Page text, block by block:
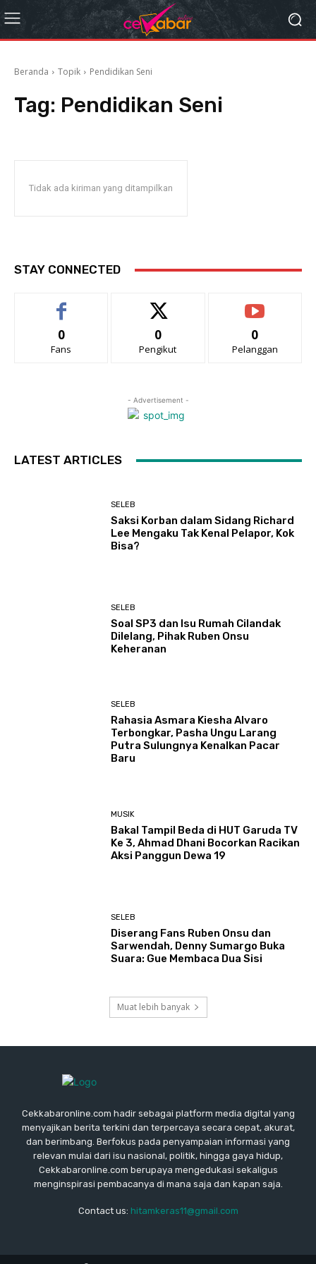
Beranda Topik Pendidikan Seni
Tag: Pendidikan Seni
Tidak ada kiriman yang ditampilkan
STAY CONNECTED
0
Fans
0
Pengikut
0
Pelanggan
- Advertisement -
LATEST ARTICLES
SELEB
Saksi Korban dalam Sidang Richard
Lee Mengaku Tak Kenal Pelapor, Kok
Bisa?
SELEB
Soal SP3 dan Isu Rumah Cilandak
Dilelang, Pihak Ruben Onsu
Keheranan
SELEB
Rahasia Asmara Kiesha Alvaro
Terbongkar, Pasha Ungu Larang
Putra Sulungnya Kenalkan Pacar
Baru
MUSIK
Bakal Tampil Beda di HUT Garuda TV
Ke 3, Ahmad Dhani Bocorkan Racikan
Aksi Panggun Dewa 19
SELEB
Diserang Fans Ruben Onsu dan
Sarwendah, Denny Sumargo Buka
Suara: Gue Membaca Dua Sisi
Muat lebih banyak
Cekkabaronline.com hadir sebagai platform media digital yang
menyajikan berita terkini dan terpercaya secara cepat, akurat,
dan berimbang. Berfokus pada penyampaian informasi yang
relevan mulai dari isu nasional, politik, hingga gaya hidup,
Cekkabaronline.com berupaya mengedukasi sekaligus
menginspirasi pembacanya di mana saja dan kapan saja.
Contact us: hitamkeras11@gmail.com